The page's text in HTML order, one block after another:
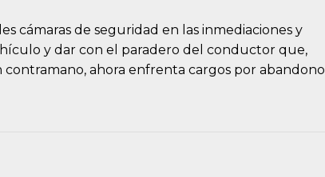
cámaras de seguridad en las inmediaciones y
y dar con el paradero del conductor que,
ahora enfrenta cargos por abandono